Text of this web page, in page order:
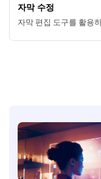
자막 수정
자막 편집 도구를 활용